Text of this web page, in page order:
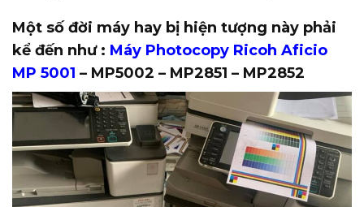
Một số đời máy hay bị hiện tượng này phải
kể đến như : Máy Photocopy Ricoh Aficio
MP 5001 – MP5002 – MP2851 – MP2852